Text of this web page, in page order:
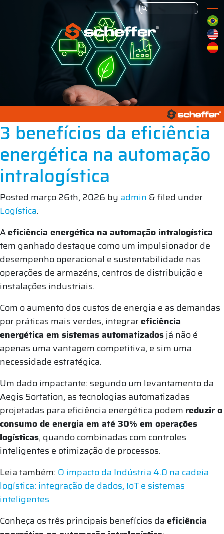
3 benefícios da eficiência
energética na automação
intralogística
Posted março 26th, 2026 by admin &filed under
Logística.
Aeficiência energética na automação intralogística
tem ganhado destaque como um impulsionador de
desempenho operacional e sustentabilidade nas
operações de armazéns, centros de distribuição e
instalações industriais.
Com o aumento dos custos de energia e as demandas
por práticas mais verdes, integrareficiência
energética em sistemas automatizadosjá não é
apenas uma vantagem competitiva, e sim uma
necessidade estratégica.
Um dado impactante: segundo um levantamento da
Aegis Sortation, as tecnologias automatizadas
projetadas para eficiência energética podem reduzir o
consumo de energia em até 30% em operações
logísticas, quando combinadas com controles
inteligentes e otimização de processos.
Leia também: O impacto da Indústria 4.0 na cadeia
logística: integração de dados, IoT e sistemas
inteligentes
Conheça os três principais benefícios daeficiência